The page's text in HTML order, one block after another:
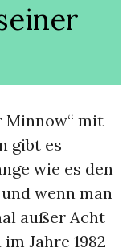
Minnow“ mit
gibt es
wie es den
wenn man
außer Acht
Jahre 1982